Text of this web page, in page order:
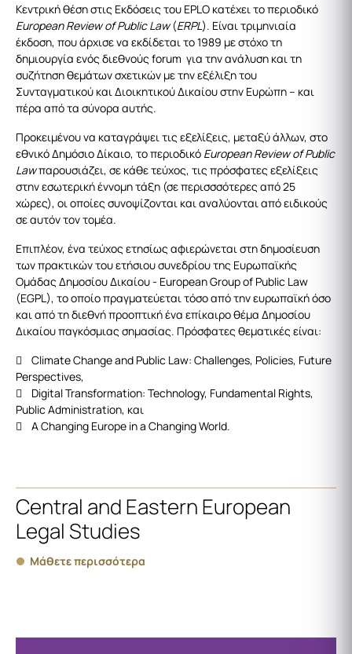
Κεντρική θέση στις Εκδόσεις του EPLO κατέχει το περιοδικό
European Review of Public Law(ERPL). Είναι τριμηνιαία
έκδοση, που άρχισε να εκδίδεται το 1989 με στόχο τη
δημιουργία ενός διεθνούς forum για την ανάλυση και τη
συζήτηση θεμάτων σχετικών με την εξέλιξη του
Συνταγματικού και Διοικητικού Δικαίου στην Ευρώπη – και
πέρα από τα σύνορα αυτής.
Προκειμένου να καταγράψει τις εξελίξεις, μεταξύ άλλων, στο
εθνικό Δημόσιο Δίκαιο, το περιοδικό European Review of Public
Lawπαρουσιάζει, σε κάθε τεύχος, τις πρόσφατες εξελίξεις
στην εσωτερική έννομη τάξη (σε περισσσότερες από 25
χώρες), οι οποίες συνοψίζονται και αναλύονται από ειδικούς
σε αυτόν τον τομέα.
Επιπλέον, ένα τεύχος ετησίως αφιερώνεται στη δημοσίευση
των πρακτικών του ετήσιου συνεδρίου της Ευρωπαϊκής
Ομάδας Δημοσίου Δικαίου - European Group of Public Law
(EGPL), το οποίο πραγματεύεται τόσο από την ευρωπαϊκή όσο
και από τη διεθνή προοπτική ένα επίκαιρο θέμα Δημοσίου
Δικαίου παγκόσμιας σημασίας. Πρόσφατες θεματικές είναι:
 Climate Change and Public Law: Challenges, Policies, Future
Perspectives,
 Digital Transformation: Technology, Fundamental Rights,
Public Administration, και
 A Changing Europe in a Changing World.
Central and Eastern European
Legal Studies
Μάθετε περισσότερα